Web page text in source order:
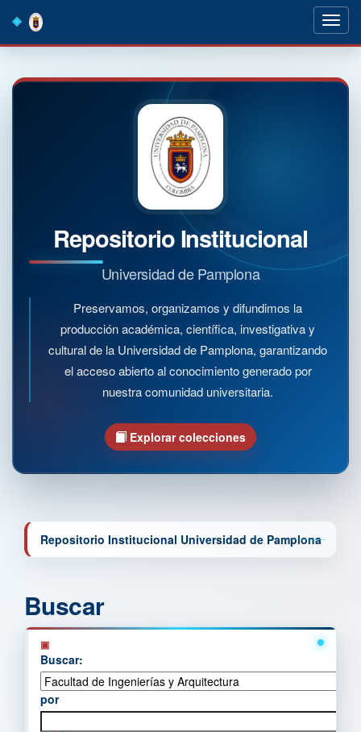
navigation
Repositorio Institucional
Universidad de Pamplona
Preservamos, organizamos y difundimos la
producción académica, científica, investigativa y
cultural de la Universidad de Pamplona, garantizando
el acceso abierto al conocimiento generado por
nuestra comunidad universitaria.
Explorar colecciones
Repositorio Institucional Universidad de Pamplona
Buscar
Buscar:
por